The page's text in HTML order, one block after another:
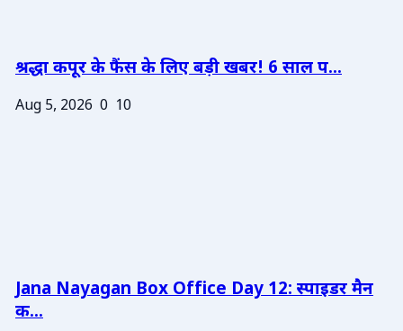
श्रद्धा कपूर के फैंस के लिए बड़ी खबर! 6 साल प...
Aug 5, 2026 0 10
Jana Nayagan Box Office Day 12: स्पाइडर मैन
क...